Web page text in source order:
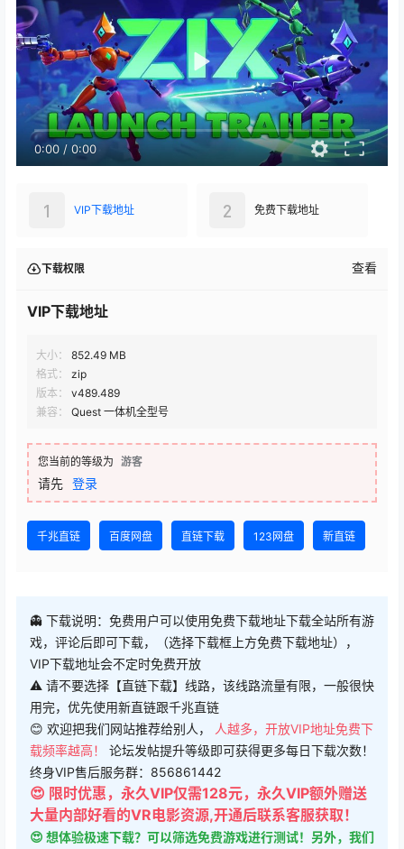
0:00 / 0:00
VIP下载地址
1 免费下载地址
2
下载权限 查看
VIP下载地址
大小：
852.49 MB
格式：
zip
版本：
v489.489
兼容：
Quest 一体机全型号
您当前的等级为 游客
请先 登录
千兆直链 百度网盘 直链下载 123网盘 新直链
👻 下载说明：免费用户可以使用免费下载地址下载全站所有游
戏，评论后即可下载，（选择下载框上方免费下载地址），
VIP下载地址会不定时免费开放
⚠ 请不要选择【直链下载】线路，该线路流量有限，一般很快
用完，优先使用新直链跟千兆直链
😊 欢迎把我们网站推荐给别人，
人越多，开放VIP地址免费下
载频率越高！ 论坛发帖提升等级即可获得更多每日下载次数！
终身VIP售后服务群：856861442
😍 限时优惠，永久VIP仅需128元，永久VIP额外赠送
大量内部好看的VR电影资源,开通后联系客服获取！
😍 想体验极速下载？可以筛选免费游戏进行测试！另外，我们